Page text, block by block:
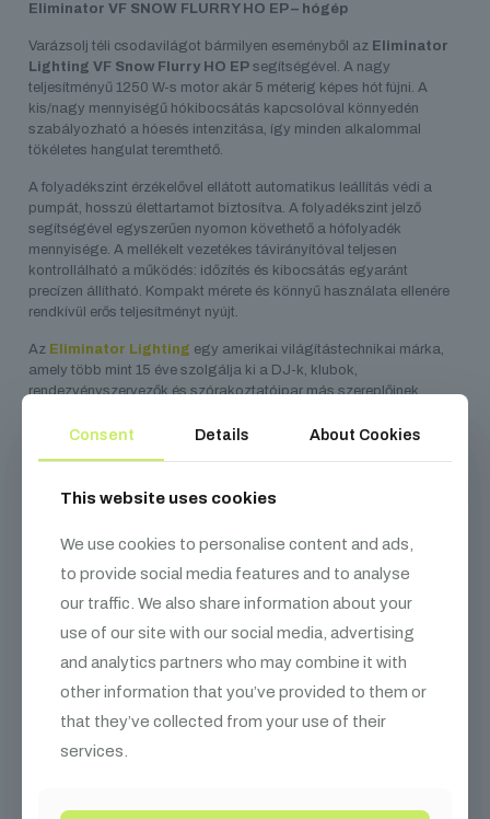
Eliminator VF SNOW FLURRY HO EP – hógép
Varázsolj téli csodavilágot bármilyen eseményből az Eliminator
Lighting VF Snow Flurry HO EP segítségével. A nagy
teljesítményű 1250 W-s motor akár 5 méterig képes hót fújni. A
kis/nagy mennyiségű hókibocsátás kapcsolóval könnyedén
szabályozható a hóesés intenzitása, így minden alkalommal
tökéletes hangulat teremthető.
A folyadékszint érzékelővel ellátott automatikus leállítás védi a
pumpát, hosszú élettartamot biztosítva. A folyadékszint jelző
segítségével egyszerűen nyomon követhető a hófolyadék
mennyisége. A mellékelt vezetékes távirányítóval teljesen
kontrollálható a működés: időzítés és kibocsátás egyaránt
precízen állítható. Kompakt mérete és könnyű használata ellenére
rendkívül erős teljesítményt nyújt.
Az Eliminator Lighting egy amerikai világítástechnikai márka,
amely több mint 15 éve szolgálja ki a DJ-k, klubok,
rendezvényszervezők és szórakoztatóipar más szereplőinek
effektberendezésekkel. A márka különösen ismert a bulifókuszú
szegmensben erős, olyan felhasználók számára, akik nem ipari
keresnek fénytechnikát. Emellett számos terméke ideális választás
lehet fix telepítéshez is kisebb klubokban, pubokban vagy
művelődési házakban. A márka 2019 óta azADJ Groupalá
tartozik.
Kapcsolódótermékek
Consent Details About Cookies
This website uses cookies
We use cookies to personalise content and ads,
to provide social media features and to analyse
our traffic. We also share information about your
use of our site with our social media, advertising
and analytics partners who may combine it with
other information that you’ve provided to them or
that they’ve collected from your use of their
services.